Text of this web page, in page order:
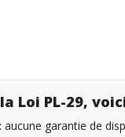
Loi PL-29,
aucune garantie de